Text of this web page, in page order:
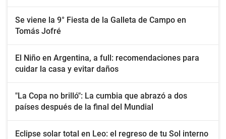
Se viene la 9° Fiesta de la Galleta de Campo en
Tomás Jofré
El Niño en Argentina, a full: recomendaciones para
cuidar la casa y evitar daños
"La Copa no brilló": La cumbia que abrazó a dos
países después de la final del Mundial
Eclipse solar total en Leo: el regreso de tu Sol interno